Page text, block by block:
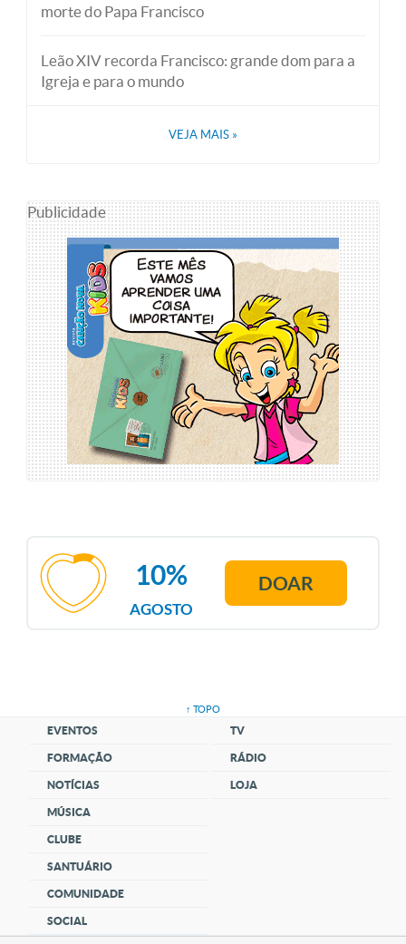
morte do Papa Francisco
Leão XIV recorda Francisco: grande dom para a
Igreja e para o mundo
VEJA MAIS »
Publicidade
AGOSTO
10% DOAR
↑ TOPO
EVENTOS
FORMAÇÃO
NOTÍCIAS
MÚSICA
CLUBE
SANTUÁRIO
COMUNIDADE
SOCIAL
TV
RÁDIO
LOJA